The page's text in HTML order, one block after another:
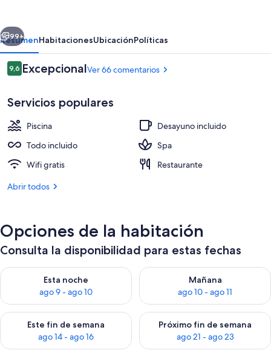
All
Inclusive
Only
Exterior
Siguiente
99+
ResumenHabitacionesUbicaciónPolíticas
Comentarios
9,69,6 de 10
ExcepcionalVer 66 comentarios
Servicios populares
Piscina
Desayuno incluido
Todo incluido
Spa
Wifi gratis
Restaurante
Abrir todos
Opciones de la habitación
Consulta la disponibilidad para estas fechas
Esta noche
ago 9 - ago 10
Consulta la disponibilidad para esta noche, ago 9 - ago 10
Mañana
ago 10 - ago 11
Consulta la disponibilidad
Este fin de semana
ago 14 - ago 16
Consulta la disponibilidad para este fin de semana, ago 14 -
Próximo fin de semana
ago 21 - ago 23
Consulta la disponibilidad